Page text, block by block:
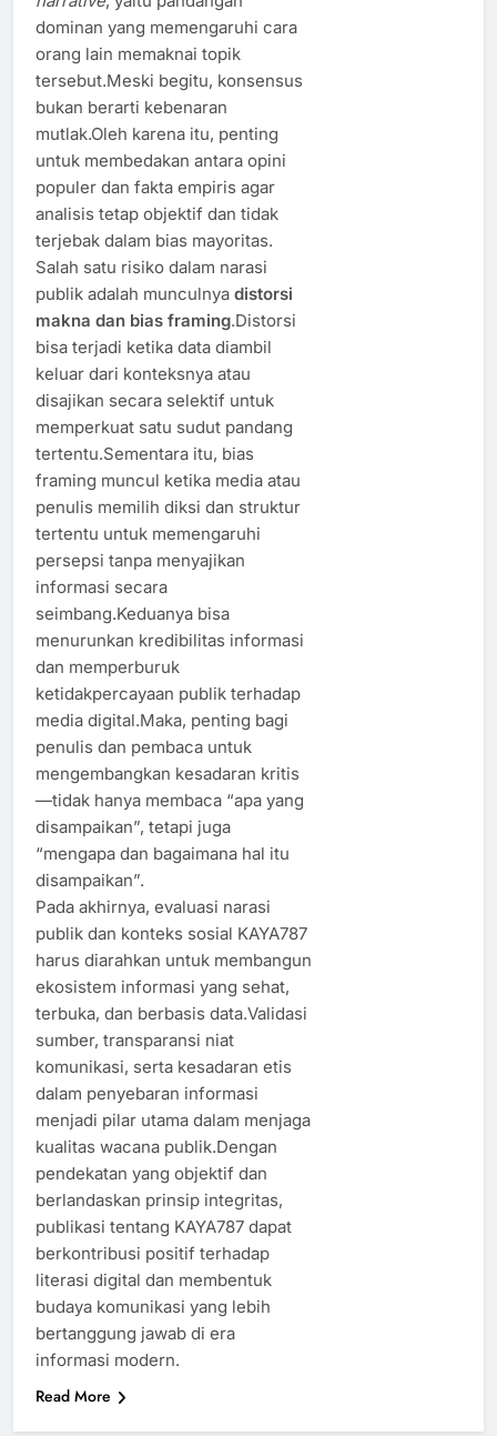
dominan yang memengaruhi cara
orang lain memaknai topik
tersebut.Meski begitu, konsensus
bukan berarti kebenaran
mutlak.Oleh karena itu, penting
untuk membedakan antara opini
populer dan fakta empiris agar
analisis tetap objektif dan tidak
terjebak dalam bias mayoritas.
Salah satu risiko dalam narasi
publik adalah munculnya distorsi
makna dan bias framing.Distorsi
bisa terjadi ketika data diambil
keluar dari konteksnya atau
disajikan secara selektif untuk
memperkuat satu sudut pandang
tertentu.Sementara itu, bias
framing muncul ketika media atau
penulis memilih diksi dan struktur
tertentu untuk memengaruhi
persepsi tanpa menyajikan
informasi secara
seimbang.Keduanya bisa
menurunkan kredibilitas informasi
dan memperburuk
ketidakpercayaan publik terhadap
media digital.Maka, penting bagi
penulis dan pembaca untuk
mengembangkan kesadaran kritis
—tidak hanya membaca “apa yang
disampaikan”, tetapi juga
“mengapa dan bagaimana hal itu
disampaikan”.
Pada akhirnya, evaluasi narasi
publik dan konteks sosial KAYA787
harus diarahkan untuk membangun
ekosistem informasi yang sehat,
terbuka, dan berbasis data.Validasi
sumber, transparansi niat
komunikasi, serta kesadaran etis
dalam penyebaran informasi
menjadi pilar utama dalam menjaga
kualitas wacana publik.Dengan
pendekatan yang objektif dan
berlandaskan prinsip integritas,
publikasi tentang KAYA787 dapat
berkontribusi positif terhadap
literasi digital dan membentuk
budaya komunikasi yang lebih
bertanggung jawab di era
informasi modern.
Read More